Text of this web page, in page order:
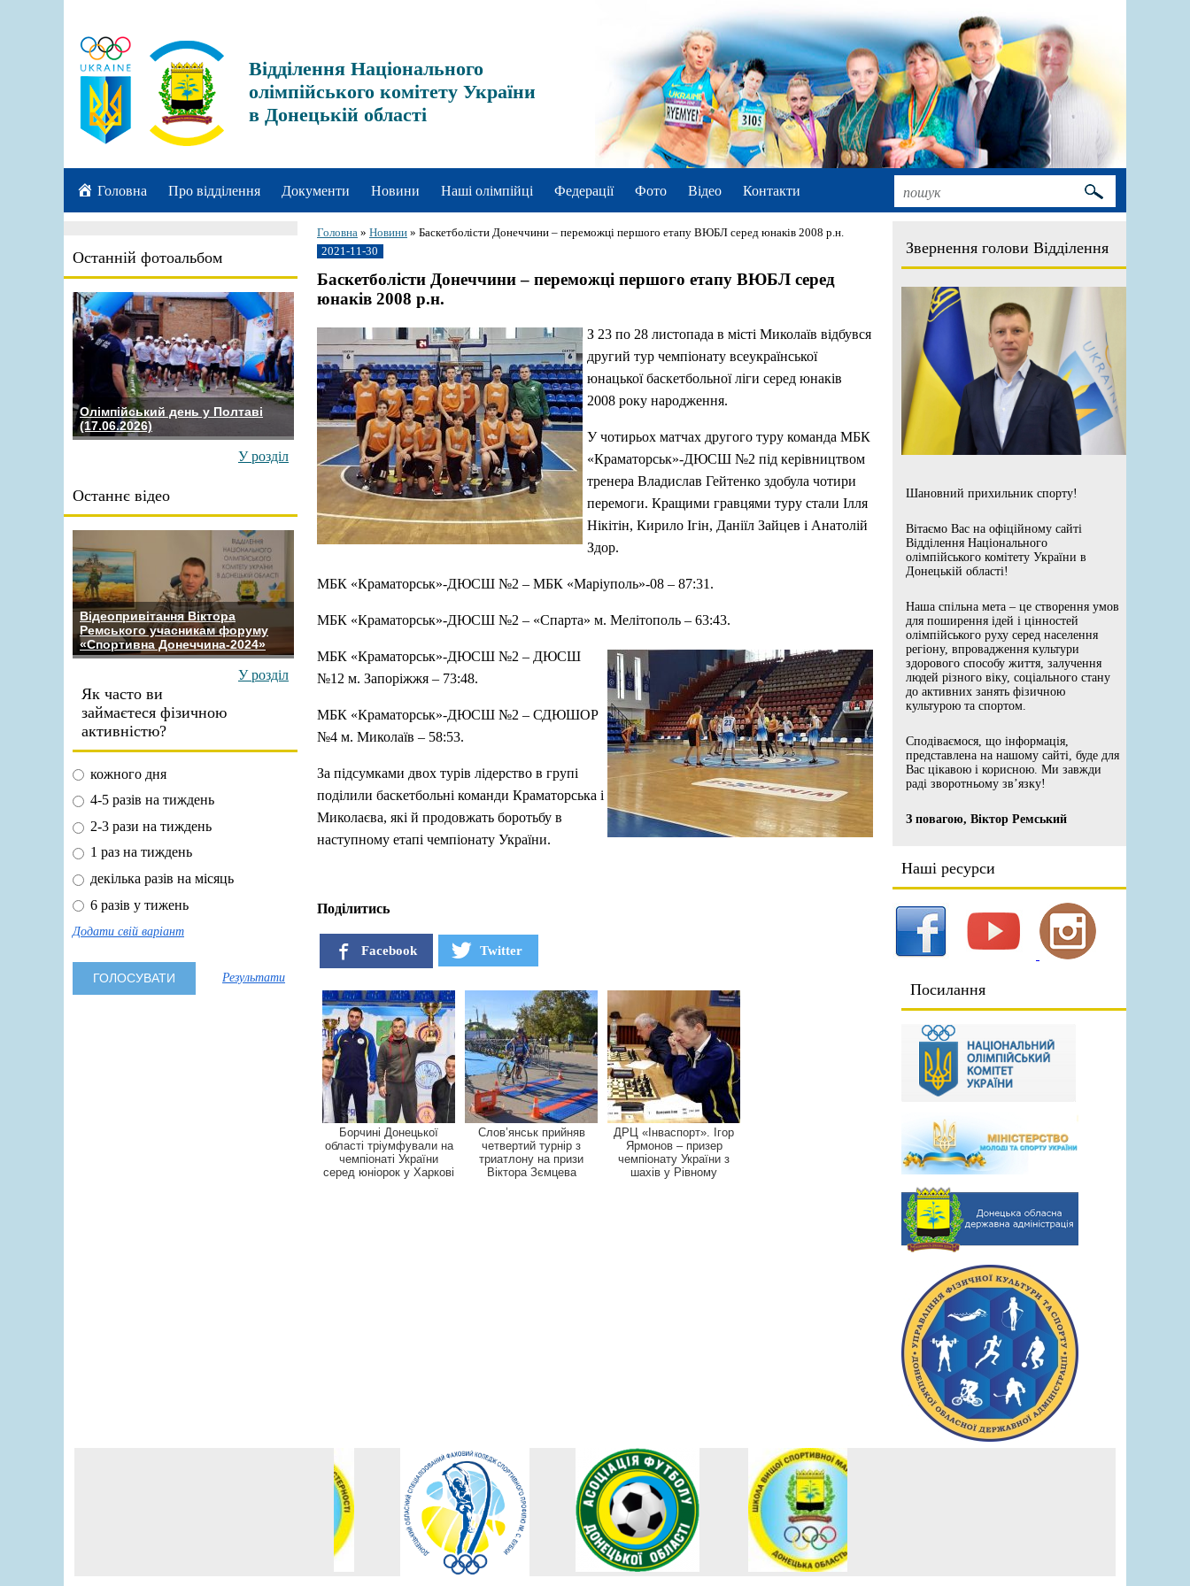
Відділення Національного
олімпійського комітету України
в Донецькій області
Головна Про відділення Документи Новини Наші олімпійці Федерації Фото Відео Контакти
Останній фотоальбом
Олімпійський день у Полтаві
(17.06.2026)
У розділ
Останнє відео
Відеопривітання Віктора
Ремського учасникам форуму
«Спортивна Донеччина-2024»
У розділ
Як часто ви
займаєтеся фізичною
активністю?
кожного дня
4-5 разів на тиждень
2-3 рази на тиждень
1 раз на тиждень
декілька разів на місяць
6 разів у тижень
Додати свій варіант
Результати
Звернення голови Відділення
Шановний прихильник спорту!
Вітаємо Вас на офіційному сайті
Відділення Національного
олімпійського комітету України в
Донецькій області!
Наша спільна мета – це створення умов
для поширення ідей і цінностей
олімпійського руху серед населення
регіону, впровадження культури
здорового способу життя, залучення
людей різного віку, соціального стану
до активних занять фізичною
культурою та спортом.
Сподіваємося, що інформація,
представлена на нашому сайті, буде для
Вас цікавою і корисною. Ми завжди
раді зворотньому зв’язку!
З повагою, Віктор Ремський
Наші ресурси
Посилання
Головна » Новини » Баскетболісти Донеччини – переможці першого етапу ВЮБЛ серед юнаків 2008 р.н.
2021-11-30
Баскетболісти Донеччини – переможці першого етапу ВЮБЛ серед
юнаків 2008 р.н.
З 23 по 28 листопада в місті Миколаїв відбувся
другий тур чемпіонату всеукраїнської
юнацької баскетбольної ліги серед юнаків
2008 року народження.
У чотирьох матчах другого туру команда МБК
«Краматорськ»-ДЮСШ №2 під керівництвом
тренера Владислав Гейтенко здобула чотири
перемоги. Кращими гравцями туру стали Ілля
Нікітін, Кирило Ігін, Даніїл Зайцев і Анатолій
Здор.
МБК «Краматорськ»-ДЮСШ №2 – МБК «Маріуполь»-08 – 87:31.
МБК «Краматорськ»-ДЮСШ №2 – «Спарта» м. Мелітополь – 63:43.
МБК «Краматорськ»-ДЮСШ №2 – ДЮСШ
№12 м. Запоріжжя – 73:48.
МБК «Краматорськ»-ДЮСШ №2 – СДЮШОР
№4 м. Миколаїв – 58:53.
За підсумками двох турів лідерство в групі
поділили баскетбольні команди Краматорська і
Миколаєва, які й продовжать боротьбу в
наступному етапі чемпіонату України.
Поділитись
Facebook Twitter
Борчині Донецької
області тріумфували на
чемпіонаті України
серед юніорок у Харкові
Слов’янськ прийняв
четвертий турнір з
триатлону на призи
Віктора Зємцева
ДРЦ «Інваспорт». Ігор
Ярмонов – призер
чемпіонату України з
шахів у Рівному